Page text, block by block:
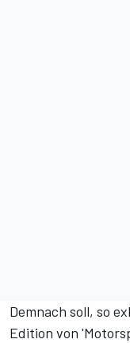
Demnach soll, so
Edition von